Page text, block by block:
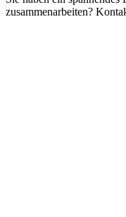
zusammenarbeiten?